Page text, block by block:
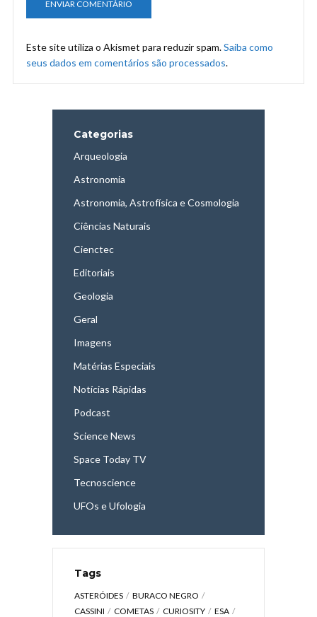
Este site utiliza o Akismet para reduzir spam.Saiba como
seus dados em comentários são processados.
Categorias
Arqueologia
Astronomia
Astronomia, Astrofísica e Cosmologia
Ciências Naturais
Cienctec
Editoriais
Geologia
Geral
Imagens
Matérias Especiais
Notícias Rápidas
Podcast
Science News
Space Today TV
Tecnoscience
UFOs e Ufologia
Tags
ASTERÓIDES
BURACO NEGRO
CASSINI
COMETAS CURIOSITY
ESA